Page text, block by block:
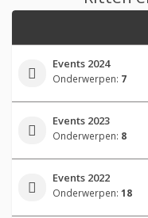
Events 2024
Onderwerpen: 7
Events 2023
Onderwerpen: 8
Events 2022
Onderwerpen: 18